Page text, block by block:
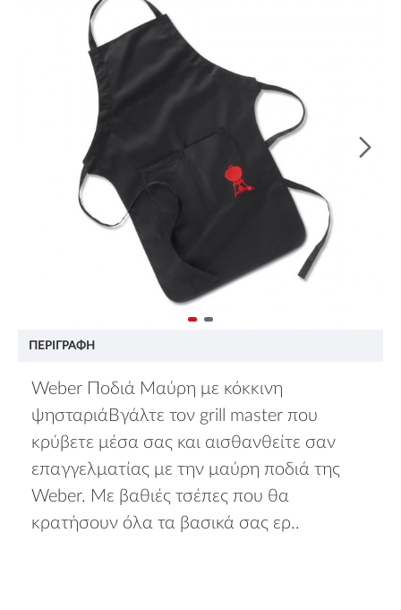
ΠΕΡΙΓΡΑΦΉ
Weber Ποδιά Μαύρη με κόκκινη
ψησταριάΒγάλτε τον grill master που
κρύβετε μέσα σας και αισθανθείτε σαν
επαγγελματίας με την μαύρη ποδιά της
Weber. Με βαθιές τσέπες που θα
κρατήσουν όλα τα βασικά σας ερ..